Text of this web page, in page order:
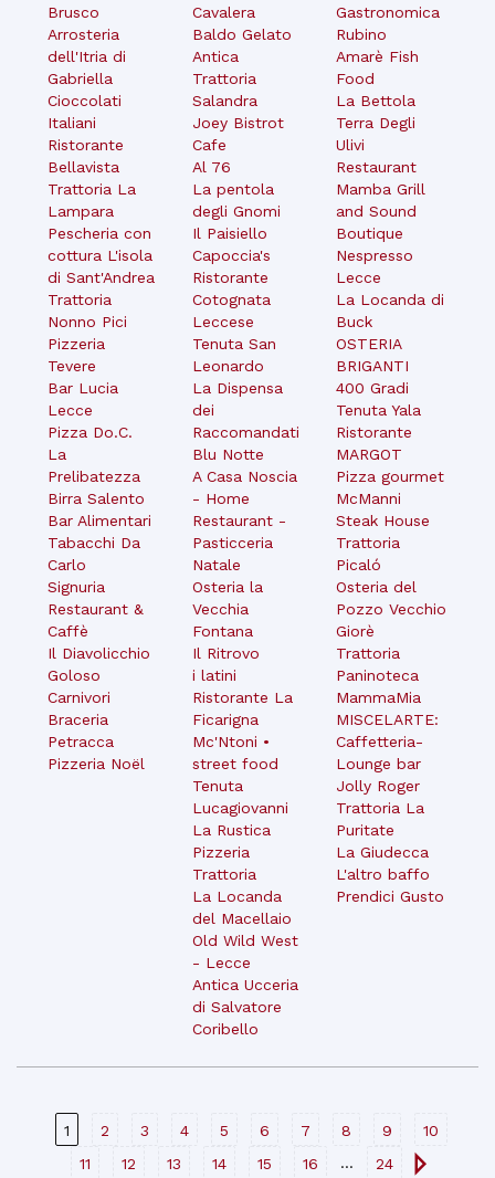
Brusco
Arrosteria
dell'Itria di
Gabriella
Cioccolati
Italiani
Ristorante
Bellavista
Trattoria La
Lampara
Pescheria con
cottura L'isola
di Sant'Andrea
Trattoria
Nonno Pici
Pizzeria
Tevere
Bar Lucia
Lecce
Pizza Do.C.
La
Prelibatezza
Birra Salento
Bar Alimentari
Tabacchi Da
Carlo
Signuria
Restaurant &
Caffè
Il Diavolicchio
Goloso
Carnivori
Braceria
Petracca
Pizzeria Noël
Cavalera
Baldo Gelato
Antica
Trattoria
Salandra
Joey Bistrot
Cafe
Al 76
La pentola
degli Gnomi
Il Paisiello
Capoccia's
Ristorante
Cotognata
Leccese
Tenuta San
Leonardo
La Dispensa
dei
Raccomandati
Blu Notte
A Casa Noscia
- Home
Restaurant -
Pasticceria
Natale
Osteria la
Vecchia
Fontana
Il Ritrovo
i latini
Ristorante La
Ficarigna
Mc'Ntoni •
street food
Tenuta
Lucagiovanni
La Rustica
Pizzeria
Trattoria
La Locanda
del Macellaio
Old Wild West
- Lecce
Antica Ucceria
di Salvatore
Coribello
Gastronomica
Rubino
Amarè Fish
Food
La Bettola
Terra Degli
Ulivi
Restaurant
Mamba Grill
and Sound
Boutique
Nespresso
Lecce
La Locanda di
Buck
OSTERIA
BRIGANTI
400 Gradi
Tenuta Yala
Ristorante
MARGOT
Pizza gourmet
McManni
Steak House
Trattoria
Picaló
Osteria del
Pozzo Vecchio
Giorè
Trattoria
Paninoteca
MammaMia
MISCELARTE:
Caffetteria-
Lounge bar
Jolly Roger
Trattoria La
Puritate
La Giudecca
L'altro baffo
Prendici Gusto
1 2 3 4 5 6 7 8 9
10
11
12 13 14 15 16 ... 24